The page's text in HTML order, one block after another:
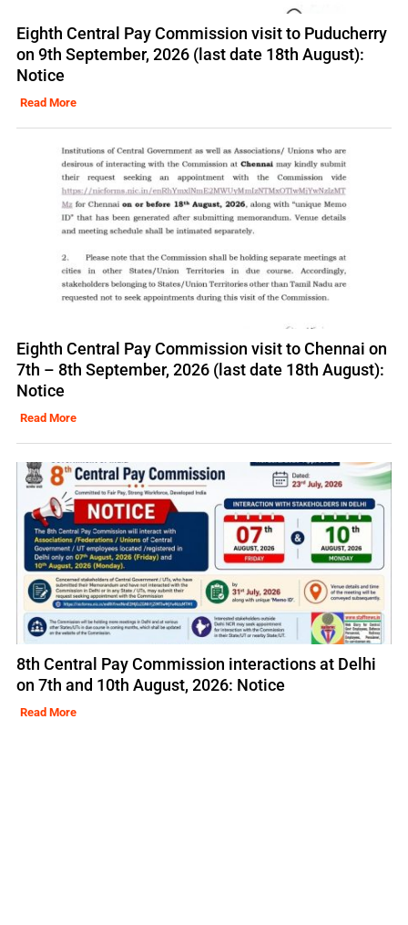
Eighth Central Pay Commission visit to Puducherry
on 9th September, 2026 (last date 18th August):
Notice
Read More
Eighth Central Pay Commission visit to Chennai on
7th – 8th September, 2026 (last date 18th August):
Notice
Read More
8th Central Pay Commission interactions at Delhi
on 7th and 10th August, 2026: Notice
Read More